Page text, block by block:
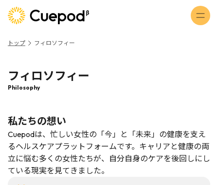
トップ
ケアコーディネーターとは
コラム
連携医療機関
お問い合わせ
トップ フィロソフィー
フィロソフィー
Philosophy
私たちの想い
Cuepodは、忙しい女性の「今」と「未来」の健康を支え
るヘルスケアプラットフォームです。キャリアと健康の両
立に悩む多くの女性たちが、自分自身のケアを後回しにし
ている現実を見てきました。